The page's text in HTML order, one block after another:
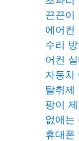
끈끈이
에어컨
수리
어컨
자동차
탈취제
팡이
없애는
휴대폰